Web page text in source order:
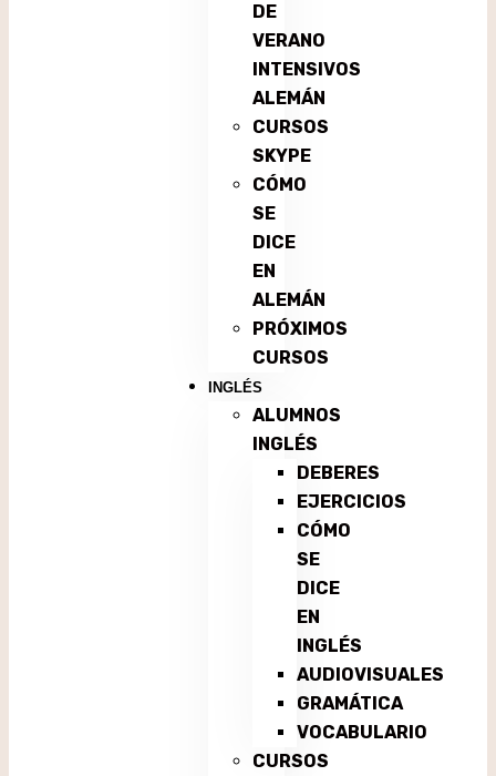
DE
VERANO
INTENSIVOS
ALEMÁN
CURSOS
SKYPE
CÓMO
SE
DICE
EN
ALEMÁN
PRÓXIMOS
CURSOS
INGLÉS
ALUMNOS
INGLÉS
DEBERES
EJERCICIOS
CÓMO
SE
DICE
EN
INGLÉS
AUDIOVISUALES
GRAMÁTICA
VOCABULARIO
CURSOS